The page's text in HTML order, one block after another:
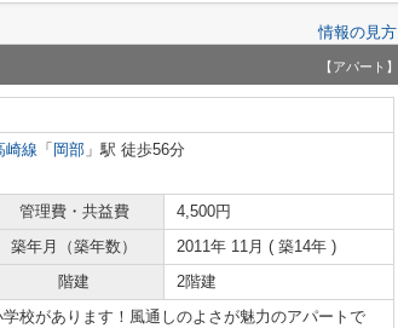
情報の見方
【アパート】
崎線 「 岡部 」駅 徒歩56分
管理費・共益費
4,500円
築年月（築年数）
2011年 11月 ( 築14年 )
階建 2階建
校があります！風通しのよさが魅力のアパートで